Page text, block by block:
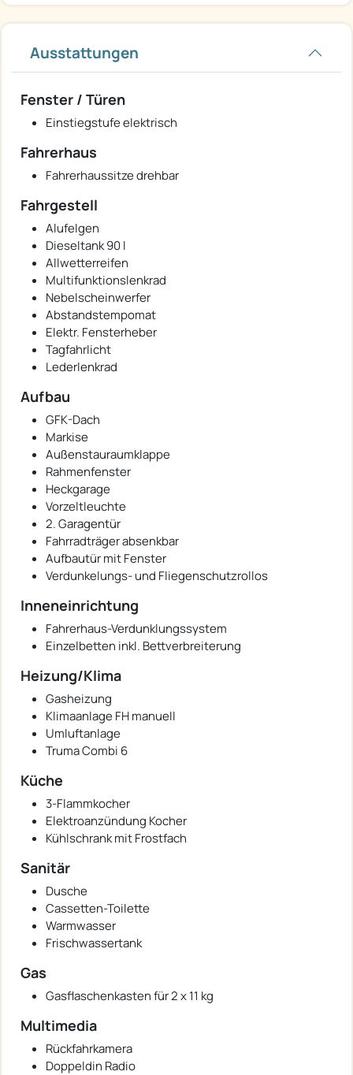
Ausstattungen
Fenster / Türen
Einstiegstufe elektrisch
Fahrerhaus
Fahrerhaussitze drehbar
Fahrgestell
Alufelgen
Dieseltank 90 l
Allwetterreifen
Multifunktionslenkrad
Nebelscheinwerfer
Abstandstempomat
Elektr. Fensterheber
Tagfahrlicht
Lederlenkrad
Aufbau
GFK-Dach
Markise
Außenstauraumklappe
Rahmenfenster
Heckgarage
Vorzeltleuchte
2. Garagentür
Fahrradträger absenkbar
Aufbautür mit Fenster
Verdunkelungs- und Fliegenschutzrollos
Inneneinrichtung
Fahrerhaus-Verdunklungssystem
Einzelbetten inkl. Bettverbreiterung
Heizung/Klima
Gasheizung
Klimaanlage FH manuell
Umluftanlage
Truma Combi 6
Küche
3-Flammkocher
Elektroanzündung Kocher
Kühlschrank mit Frostfach
Sanitär
Dusche
Cassetten-Toilette
Warmwasser
Frischwassertank
Gas
Gasflaschenkasten für 2 x 11 kg
Multimedia
Rückfahrkamera
Doppeldin Radio